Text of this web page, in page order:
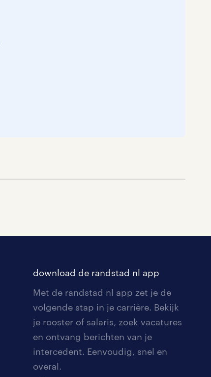
download de randstad nl app
Met de randstad nl app zet je de
volgende stap in je carrière. Bekijk
je rooster of salaris, zoek vacatures
en ontvang berichten van je
intercedent. Eenvoudig, snel en
overal.